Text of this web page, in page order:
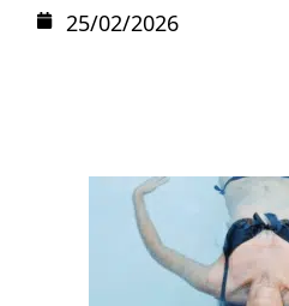
25/02/2026